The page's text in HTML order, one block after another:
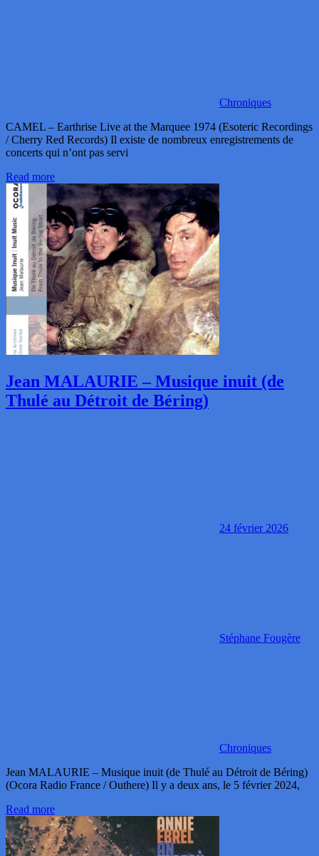
Chroniques
CAMEL – Earthrise Live at the Marquee 1974 (Esoteric Recordings
/ Cherry Red Records) Il existe de nombreux enregistrements de
concerts qui n’ont pas servi
Read more
Jean MALAURIE – Musique inuit (de
Thulé au Détroit de Béring)
24 février 2026
Stéphane Fougère
Chroniques
Jean MALAURIE – Musique inuit (de Thulé au Détroit de Béring)
(Ocora Radio France / Outhere) Il y a deux ans, le 5 février 2024,
Read more